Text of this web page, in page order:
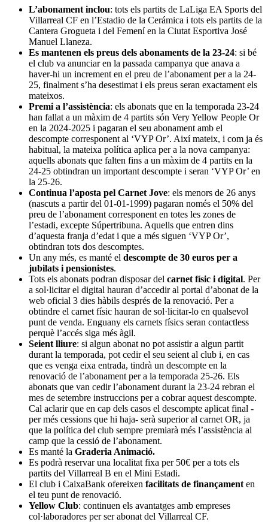
L’abonament inclou: tots els partits de LaLiga EA Sports del
Villarreal CF en l’Estadio de la Cerámica i tots els partits de la
Cantera Grogueta i del Femení en la Ciutat Esportiva José
Manuel Llaneza.
Es mantenen els preus dels abonaments de la 23-24: si bé
el club va anunciar en la passada campanya que anava a
haver-hi un increment en el preu de l’abonament per a la 24-
25, finalment s’ha desestimat i els preus seran exactament els
mateixos.
Premi a l’assistència: els abonats que en la temporada 23-24
han fallat a un màxim de 4 partits són Very Yellow People Or
en la 2024-2025 i pagaran el seu abonament amb el
descompte corresponent al ‘VYP Or’. Així mateix, i com ja és
habitual, la mateixa política aplica per a la nova campanya:
aquells abonats que falten fins a un màxim de 4 partits en la
24-25 obtindran un important descompte i seran ‘VYP Or’ en
la 25-26.
Continua l’aposta pel Carnet Jove: els menors de 26 anys
(nascuts a partir del 01-01-1999) pagaran només el 50% del
preu de l’abonament corresponent en totes les zones de
l’estadi, excepte Súpertribuna. Aquells que entren dins
d’aquesta franja d’edat i que a més siguen ‘VYP Or’,
obtindran tots dos descomptes.
Un any més, es manté el descompte de 30 euros per a
jubilats i pensionistes.
Tots els abonats podran disposar del carnet físic i digital. Per
a sol·licitar el digital hauran d’accedir al portal d’abonat de la
web oficial 3 dies hàbils després de la renovació. Per a
obtindre el carnet físic hauran de sol·licitar-lo en qualsevol
punt de venda. Enguany els carnets físics seran contactless
perquè l’accés siga més àgil.
Seient lliure: si algun abonat no pot assistir a algun partit
durant la temporada, pot cedir el seu seient al club i, en cas
que es venga eixa entrada, tindrà un descompte en la
renovació de l’abonament per a la temporada 25-26. Els
abonats que van cedir l’abonament durant la 23-24 rebran el
mes de setembre instruccions per a cobrar aquest descompte.
Cal aclarir que en cap dels casos el descompte aplicat final -
per més cessions que hi haja- serà superior al carnet OR, ja
que la política del club sempre premiarà més l’assistència al
camp que la cessió de l’abonament.
Es manté la Graderia Animació.
Es podrà reservar una localitat fixa per 50€ per a tots els
partits del Villarreal B en el Mini Estadi.
El club i CaixaBank ofereixen facilitats de finançament en
el teu punt de renovació.
Yellow Club: continuen els avantatges amb empreses
col·laboradores per ser abonat del Villarreal CF.